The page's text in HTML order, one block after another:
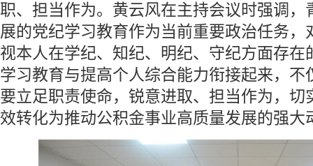
职、担当作为。黄云风在主持会议时强调，
展的党纪学习教育作为当前重要政治任务，
视本人在学纪、知纪、明纪、守纪方面存在
学习教育与提高个人综合能力衔接起来，不
要立足职责使命，锐意进取、担当作为，切
效转化为推动公积金事业高质量发展的强大